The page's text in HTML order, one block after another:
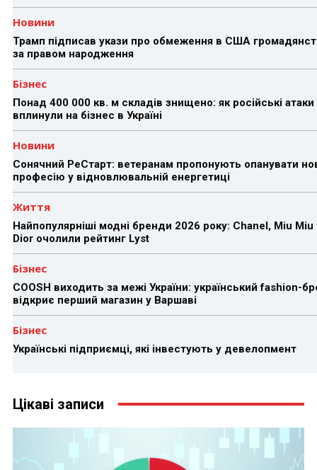
Новини
Трамп підписав укази про обмеження в США
за правом народження
Бізнес
Понад 400 000 кв. м складів знищено: як російські атаки
вплинули на бізнес в Україні
Новини
Сонячний РеСтарт: ветеранам пропонують опанувати
професію у відновлювальній енергетиці
Життя
Найпопулярніші модні бренди 2026 року: Chanel, Miu Miu
Dior очолили рейтинг Lyst
Бізнес
COOSH виходить за межі України: український fashion-
відкриє перший магазин у Варшаві
Бізнес
Українські підприємці, які інвестують у девелопмент
Цікаві записи